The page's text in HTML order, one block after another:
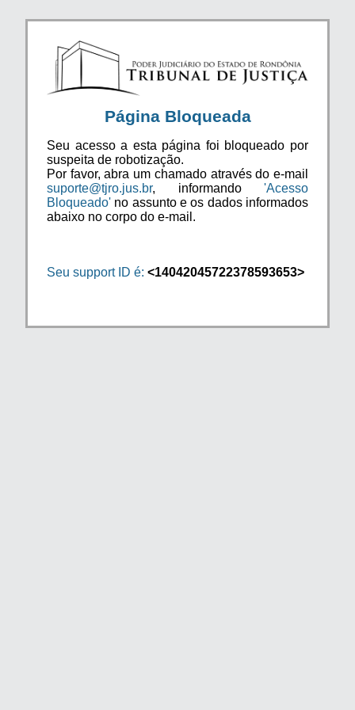
Página Bloqueada
Seu acesso a esta página foi bloqueado por
suspeita de robotização.
Por favor, abra um chamado através do e-mail
suporte@tjro.jus.br, informando 'Acesso
Bloqueado' no assunto e os dados informados
abaixo no corpo do e-mail.
Seu support ID é: <14042045722378593653>